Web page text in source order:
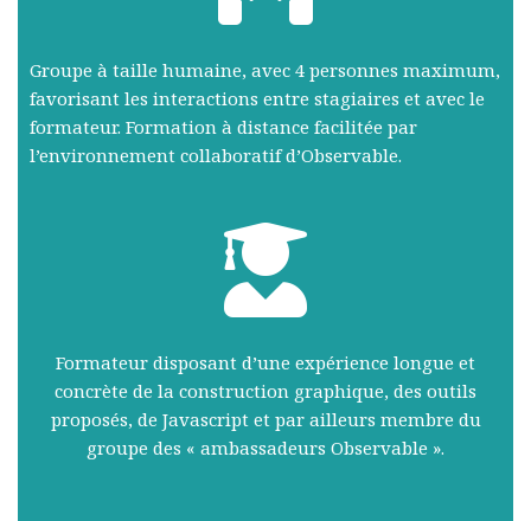
Groupe à taille humaine, avec 4 personnes maximum,
favorisant les interactions entre stagiaires et avec le
formateur. Formation à distance facilitée par
l’environnement collaboratif d’Observable.
Formateur disposant d’une expérience longue et
concrète de la construction graphique, des outils
proposés, de Javascript et par ailleurs membre du
groupe des « ambassadeurs Observable ».